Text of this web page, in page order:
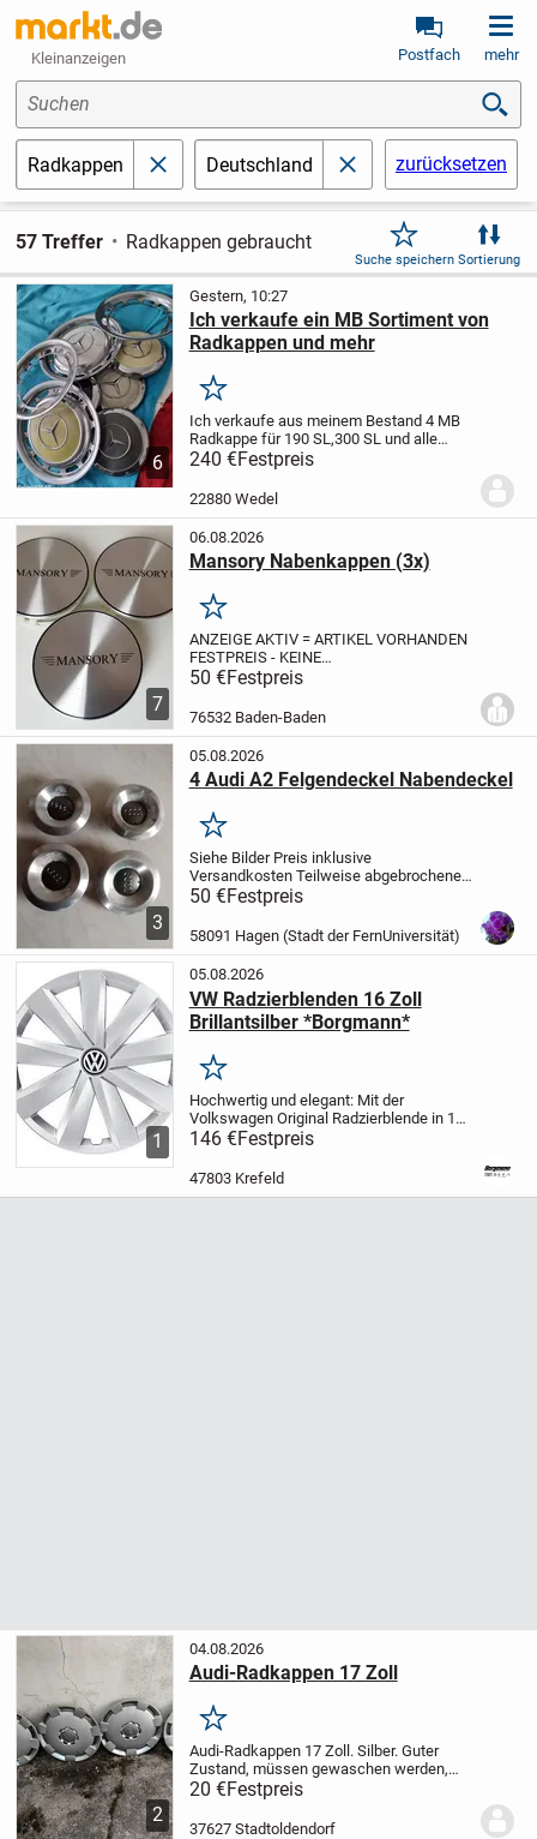
Kleinanzeigen Postfach mehr
Suchen
Radkappen schließenDeutschland schließenzurücksetzen
57 Treffer Radkappen gebraucht
Suche speichern Sortierung
6
Gestern, 10:27
Ich verkaufe ein MB Sortiment von
Radkappen und mehr
Merken
Ich verkaufe aus meinem Bestand 4 MB
Radkappe für 190 SL,300 SL und alle
Ponton Modelle, 2 Radkappen für 123,109
, 110 , 111, und zwei Zierringe siehe Foto,
es sind Gepflegte Ersatzteile, rück und...
240 €Festpreis
22880 Wedel
7
06.08.2026
Mansory Nabenkappen (3x)
Merken
ANZEIGE AKTIV = ARTIKEL VORHANDEN
FESTPREIS - KEINE
PREISREDUZIERUNG
Nabenkappen
(3x)Artikelbeschreibung:Lagerware mit
Kleinunternehmerregelung gemäß § 19...
50 €Festpreis
76532 Baden-Baden
3
05.08.2026
4 Audi A2 Felgendeckel Nabendeckel
Merken
Siehe Bilder Preis inklusive
Versandkosten Teilweise abgebrochene
StegePrivatverkauf
Keine Garantie
50 €Festpreis
58091 Hagen (Stadt der FernUniversität)
1
05.08.2026
VW Radzierblenden 16 Zoll
Brillantsilber *Borgmann*
Merken
Hochwertig und elegant: Mit der
Volkswagen Original Radzierblende in 16
Zoll aus schlagfestem Kunststoff
verleihen Sie Ihrer Serien-Stahlfelge eine
ganz besondere Optik – und schützen sie
zugleich vor...
146 €Festpreis
47803 Krefeld
2
04.08.2026
Audi-Radkappen 17 Zoll
Merken
Audi-Radkappen 17 Zoll. Silber. Guter
Zustand, müssen gewaschen werden,
Käufer abholung in 37627 Stadtoldendorf
20 €Festpreis
37627 Stadtoldendorf